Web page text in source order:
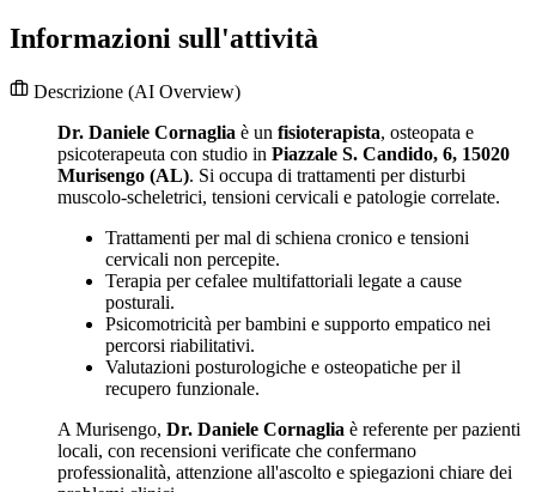
Informazioni sull'attività
Descrizione (AI Overview)
Dr. Daniele Cornaglia è un fisioterapista, osteopata e
psicoterapeuta con studio in Piazzale S. Candido, 6, 15020
Murisengo (AL). Si occupa di trattamenti per disturbi
muscolo-scheletrici, tensioni cervicali e patologie correlate.
Trattamenti per mal di schiena cronico e tensioni
cervicali non percepite.
Terapia per cefalee multifattoriali legate a cause
posturali.
Psicomotricità per bambini e supporto empatico nei
percorsi riabilitativi.
Valutazioni posturologiche e osteopatiche per il
recupero funzionale.
A Murisengo, Dr. Daniele Cornaglia è referente per pazienti
locali, con recensioni verificate che confermano
professionalità, attenzione all'ascolto e spiegazioni chiare dei